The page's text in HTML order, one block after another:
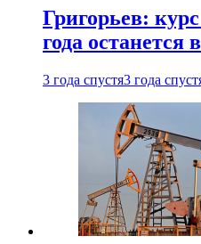
Григорьев:
года останется
3 года спустя3 года